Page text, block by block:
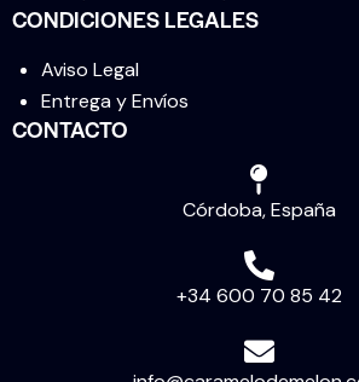
CONDICIONES LEGALES
Aviso Legal
Entrega y Envíos
CONTACTO
Córdoba, España
+34 600 70 85 42